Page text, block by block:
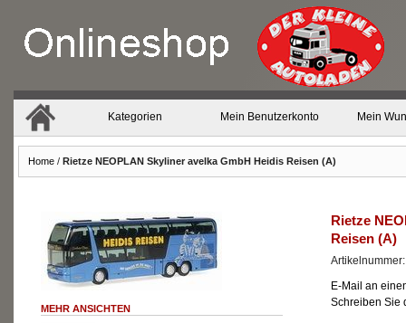
Kategorien Mein Benutzerkonto Mein
Home / Rietze NEOPLAN Skyliner avelka GmbH Heidis Reisen (A)
Rietze
Reisen (A)
E-Mail an
Schreiben Sie
MEHR ANSICHTEN